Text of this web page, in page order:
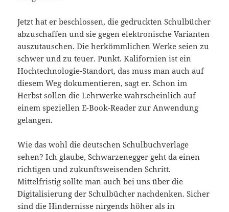
Jetzt hat er beschlossen, die gedruckten Schulbücher
abzuschaffen und sie gegen elektronische Varianten
auszutauschen. Die herkömmlichen Werke seien zu
schwer und zu teuer. Punkt. Kalifornien ist ein
Hochtechnologie-Standort, das muss man auch auf
diesem Weg dokumentieren, sagt er. Schon im
Herbst sollen die Lehrwerke wahrscheinlich auf
einem speziellen E-Book-Reader zur Anwendung
gelangen.
Wie das wohl die deutschen Schulbuchverlage
sehen? Ich glaube, Schwarzenegger geht da einen
richtigen und zukunftsweisenden Schritt.
Mittelfristig sollte man auch bei uns über die
Digitalisierung der Schulbücher nachdenken. Sicher
sind die Hindernisse nirgends höher als in